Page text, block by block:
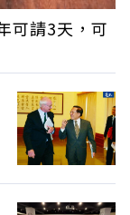
可請3天，可